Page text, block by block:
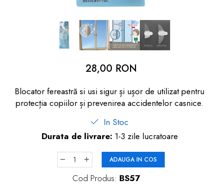
dopuri de urechi
Produse îngrijire copii
28,00 RON
Blocator fereastră si usi sigur și ușor de utilizat pentru
protecția copiilor și prevenirea accidentelor casnice.
In Stoc
Durata de livrare: 1-3 zile lucratoare
ADAUGA IN COS
Cod Produs: BS57